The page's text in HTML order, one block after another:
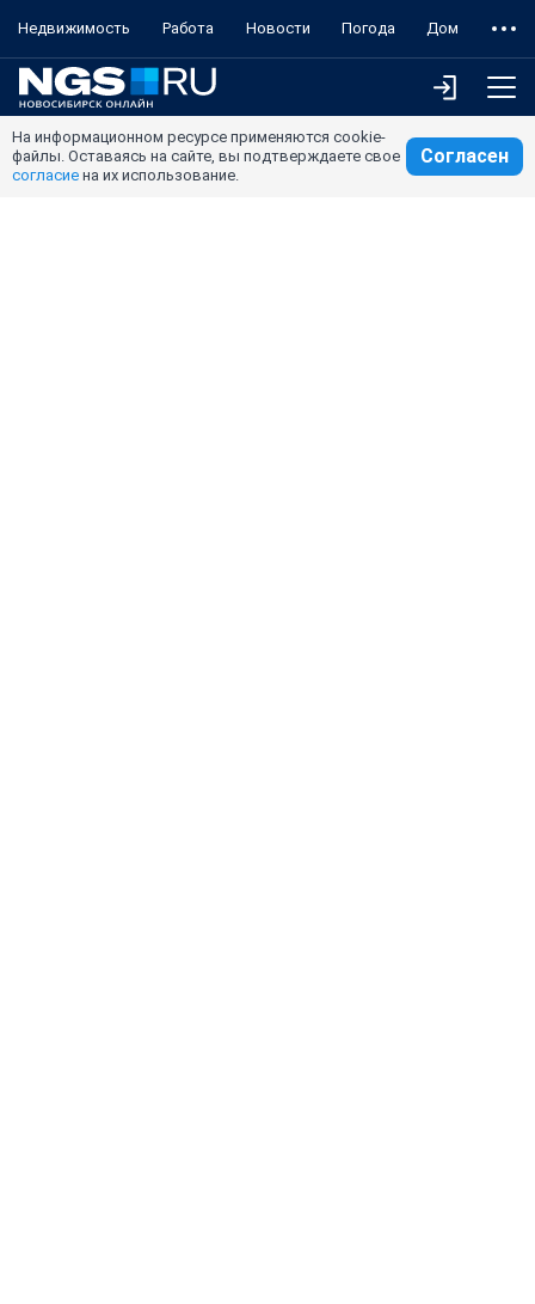
Недвижимость Работа Новости Погода Дом
На информационном ресурсе применяются cookie-
файлы. Оставаясь на сайте, вы подтверждаете свое
согласие на их использование.
Согласен